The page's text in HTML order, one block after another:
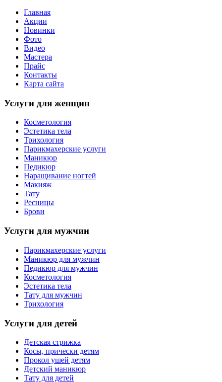
Главная
Акции
Новинки
Фото
Видео
Мастера
Прайс
Контакты
Карта сайта
Услуги для женщин
Косметология
Эстетика тела
Трихология
Парикмахерские услуги
Маникюр
Педикюр
Наращивание ногтей
Макияж
Тату
Ресницы
Брови
Услуги для мужчин
Парикмахерские услуги
Маникюр для мужчин
Педикюр для мужчин
Косметология
Эстетика тела
Тату для мужчин
Трихология
Услуги для детей
Детская стрижка
Косы, прически детям
Прокол ушей детям
Детский маникюр
Тату для детей